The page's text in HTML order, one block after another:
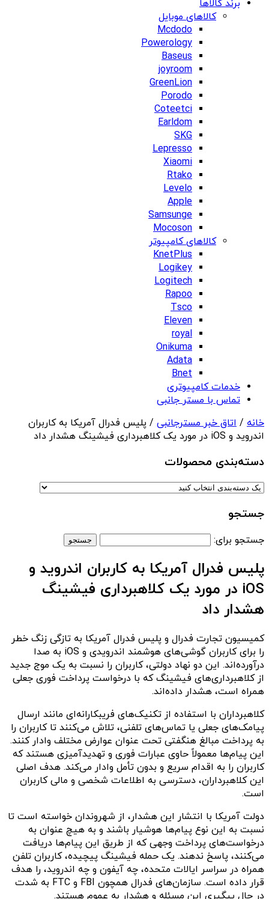
برند کالاها
کالاهای موبایل
Mcdodo
Powerology
Baseus
joyroom
GreenLion
Porodo
Coteetci
Earldom
SKG
Lepresso
Xiaomi
Rtako
Levelo
Apple
Samsunge
Mocoson
کالاهای کامپیوتر
KnetPlus
Logikey
Logitech
Rapoo
Tsco
Eleven
royal
Onikuma
Adata
Bnet
خدمات کامپیوتری
تماس با مستر جانبی
خانه / اتاق خبر مسترجانبی / پلیس فدرال آمریکا به کاربران
اندروید و iOS در مورد یک کلاهبرداری فیشینگ هشدار داد
دسته‌بندی‌ محصولات
جستجو
جستجو برای:
پلیس فدرال آمریکا به کاربران اندروید و
iOS در مورد یک کلاهبرداری فیشینگ
هشدار داد
کمیسیون تجارت فدرال و پلیس فدرال آمریکا به تازگی زنگ خطر
را برای کاربران گوشی‌های هوشمند اندرویدی و iOS به صدا
درآورده‌اند. این دو نهاد دولتی، کاربران را نسبت به یک موج جدید
از کلاهبرداری‌های فیشینگ که با درخواست پرداخت فوری جعلی
همراه است، هشدار داده‌اند.
کلاهبرداران با استفاده از تکنیک‌های فریبکارانه‌ای مانند ارسال
پیامک‌های جعلی یا تماس‌های تلفنی، تلاش می‌کنند تا کاربران را
به پرداخت مبالغ هنگفتی تحت عنوان عوارض مختلف وادار کنند.
این پیام‌ها معمولاً حاوی عبارات فوری و تهدیدآمیزی هستند که
کاربران را به اقدام سریع و بدون تأمل وادار می‌کند. هدف اصلی
این کلاهبرداران، دسترسی به اطلاعات شخصی و مالی کاربران
است.
دولت آمریکا با انتشار این هشدار، از شهروندان خواسته است تا
نسبت به این نوع پیام‌ها هوشیار باشند و به هیچ عنوان به
درخواست‌های پرداخت وجهی که از طریق این پیام‌ها دریافت
می‌کنند، پاسخ ندهند. یک حمله فیشینگ پیچیده، کاربران تلفن
همراه در سراسر ایالات متحده، چه آیفون و چه اندروید، را هدف
قرار داده است. سازمان‌های فدرال همچون FBI و FTC به شدت
در حال پیگیری این مسئله و هشدار به عموم هستند.